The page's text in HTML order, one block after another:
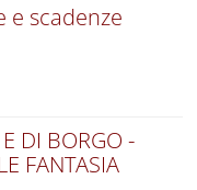
e scadenze
DI BORGO -
FANTASIA